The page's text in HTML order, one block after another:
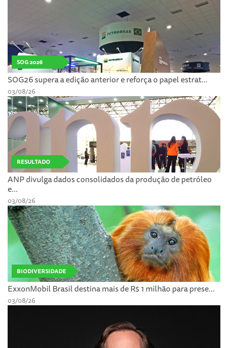
SOG 2026
SOG26 supera a edição anterior e reforça o papel estrat...
03/08/26
RESULTADO
ANP divulga dados consolidados da produção de petróleo
e...
03/08/26
BIODIVERSIDADE
ExxonMobil Brasil destina mais de R$ 1 milhão para prese...
03/08/26